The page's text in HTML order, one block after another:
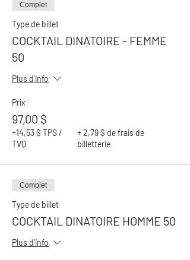
Complet
Type de billet
COCKTAIL DINATOIRE - FEMME
50
Plus d'info
Prix
97,00 $
+14,53 $ TPS /
TVQ
+ 2,79 $ de frais de
billetterie
Complet
Type de billet
COCKTAIL DINATOIRE HOMME 50
Plus d'info